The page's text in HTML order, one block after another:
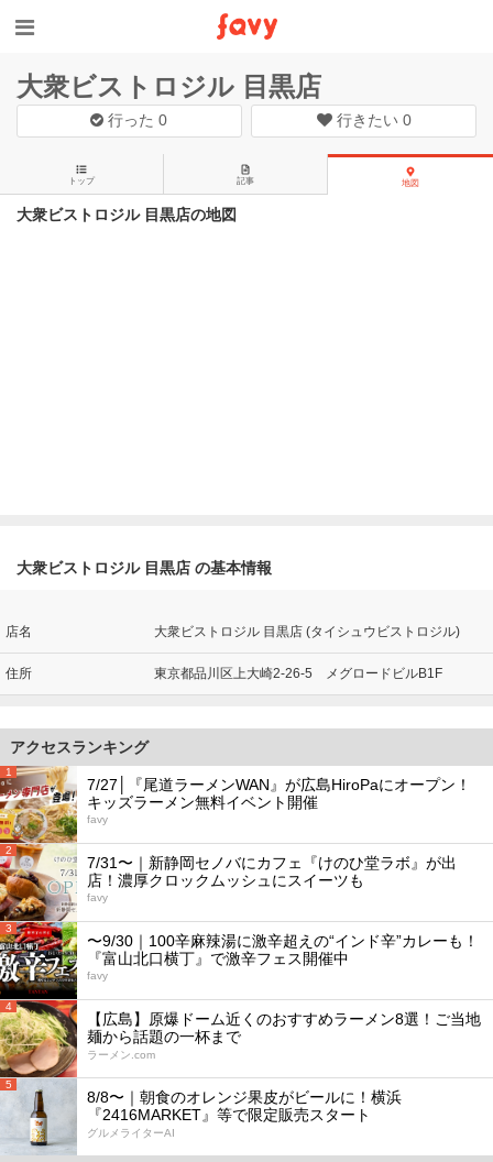
大衆ビストロジル 目黒店
行った0 行きたい 0
トップ 記事 地図
大衆ビストロジル 目黒店の地図
大衆ビストロジル 目黒店 の基本情報
店名 大衆ビストロジル 目黒店 (タイシュウビストロジル)
住所 東京都品川区上大崎2-26-5 メグロードビルB1F
アクセスランキング
1
7/27│『尾道ラーメンWAN』が広島HiroPaにオープン！
キッズラーメン無料イベント開催
favy
2
7/31〜｜新静岡セノバにカフェ『けのひ堂ラボ』が出
店！濃厚クロックムッシュにスイーツも
favy
3
〜9/30｜100辛麻辣湯に激辛超えの“インド辛”カレーも！
『富山北口横丁』で激辛フェス開催中
favy
4
【広島】原爆ドーム近くのおすすめラーメン8選！ご当地
麺から話題の一杯まで
ラーメン.com
5
8/8〜｜朝食のオレンジ果皮がビールに！横浜
『2416MARKET』等で限定販売スタート
グルメライターAI